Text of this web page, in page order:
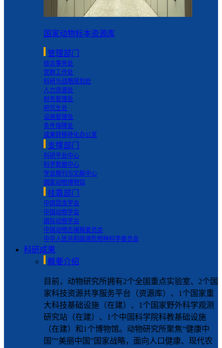
国家动物标本资源库
管理部门
综合事务处
党群工作处
科研与战略规划处
人力资源处
财务管理处
研究生处
设施管理处
条件保障处
成果转移转化办公室
支撑部门
科研平台中心
科学数据中心
学会期刊与文献中心
国家动物博物馆
挂靠部门
中国昆虫学会
中国动物学会
国际动物学会
中国动物志编辑委员会
中华人民共和国濒危物种科学委员会
科研成果
概要介绍
目前，动物研究所拥有2个全国重点实验室、2个国
家科技资源共享服务平台（资源库）、1个国家重
大科技基础设施（在建）、1个国家野外科学观测
研究站（在建）、1个中国科学院科教基础设施
（在建）和1个博物馆。动物研究所聚焦“健康中
国”“美丽中国”国家战略，面向人口健康、现代农